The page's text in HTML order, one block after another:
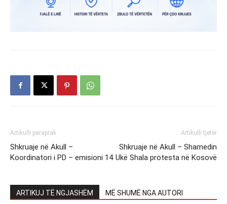
Artikulli paraprak
Shkruaje në Akull –
Koordinatori i PD – emisioni 14
Artikulli tjetër
Shkruaje në Akull – Shamedin
Ukë Shala protesta në Kosovë
ARTIKUJ TË NGJASHËM MË SHUMË NGA AUTORI